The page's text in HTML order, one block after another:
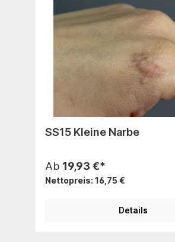
SS15 Kleine Narbe
Ab 19,93 €*
Nettopreis: 16,75 €
Details